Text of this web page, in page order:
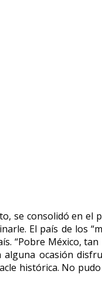
se consolidó en el
El país de los
México,
ocasión
histórica. No